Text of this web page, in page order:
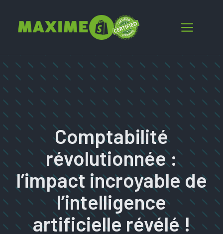
contenu
Menu
Comptabilité
révolutionnée :
l’impact incroyable de
l’intelligence
artificielle révélé !